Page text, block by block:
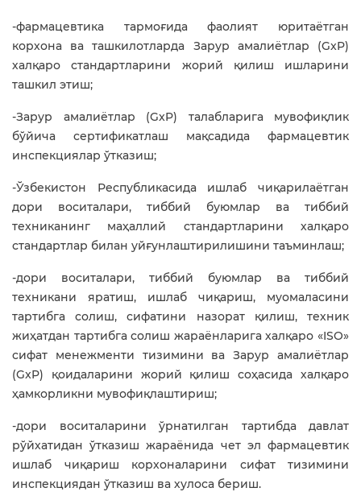
-фармацевтика тармоғида фаолият юритаётган
корхона ва ташкилотларда Зарур амалиётлар (GxP)
халқаро стандартларини жорий қилиш ишларини
ташкил этиш;
-Зарур амалиётлар (GxP) талабларига мувофиқлик
бўйича сертификатлаш мақсадида фармацевтик
инспекциялар ўтказиш;
-Ўзбекистон Республикасида ишлаб чиқарилаётган
дори воситалари, тиббий буюмлар ва тиббий
техниканинг маҳаллий стандартларини халқаро
стандартлар билан уйғунлаштирилишини таъминлаш;
-дори воситалари, тиббий буюмлар ва тиббий
техникани яратиш, ишлаб чиқариш, муомаласини
тартибга солиш, сифатини назорат қилиш, техник
жиҳатдан тартибга солиш жараёнларига халқаро «ISO»
сифат менежменти тизимини ва Зарур амалиётлар
(GxP) қоидаларини жорий қилиш соҳасида халқаро
ҳамкорликни мувофиқлаштириш;
-дори воситаларини ўрнатилган тартибда давлат
рўйхатидан ўтказиш жараёнида чет эл фармацевтик
ишлаб чиқариш корхоналарини сифат тизимини
инспекциядан ўтказиш ва хулоса бериш.